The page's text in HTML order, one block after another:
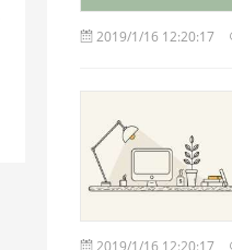
2019/1/16 12:20:17
2019/1/16 12:20:17